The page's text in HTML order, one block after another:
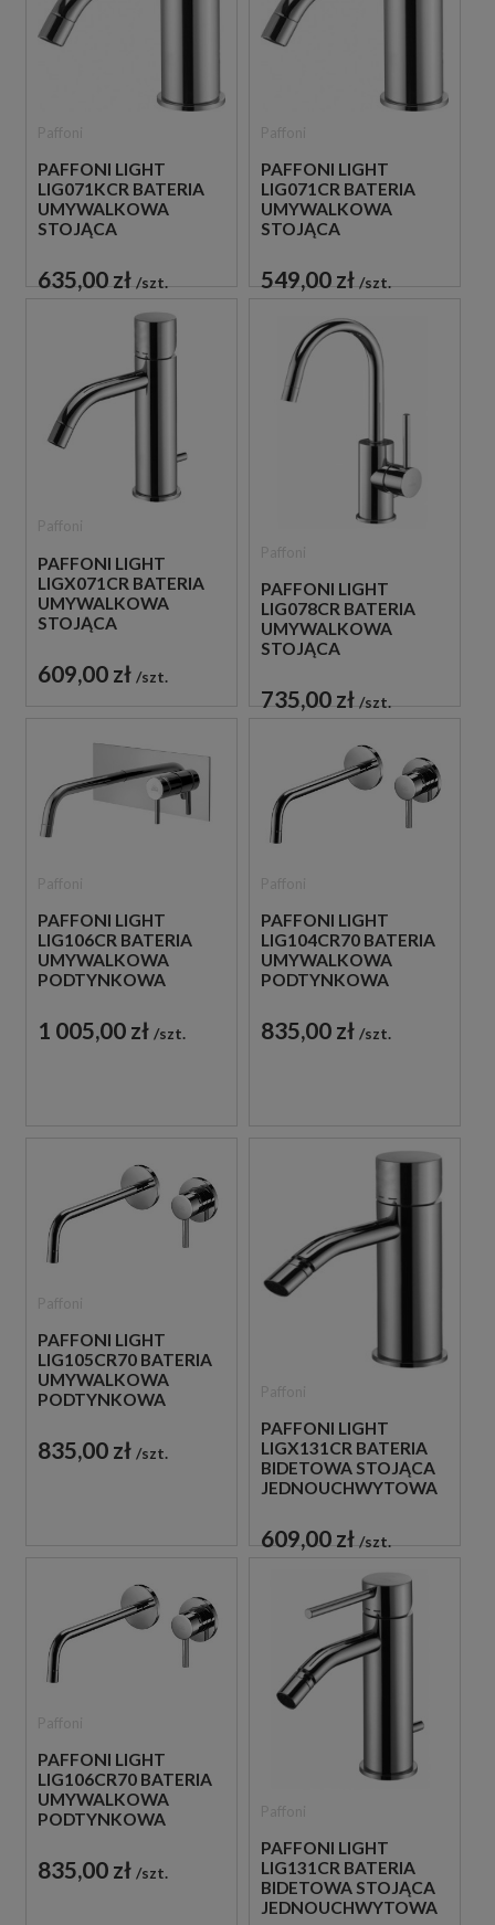
PAFFONI LIGHT
LIG071KCR BATERIA
UMYWALKOWA
STOJĄCA
CHROM
635,00 zł szt.
PAFFONI LIGHT
LIG071CR BATERIA
UMYWALKOWA
STOJĄCA
CHROM
549,00 zł szt.
PAFFONI LIGHT
LIGX071CR BATERIA
UMYWALKOWA
STOJĄCA
CHROM
609,00 zł szt.
PAFFONI LIGHT
LIG078CR BATERIA
UMYWALKOWA
STOJĄCA
CHROM
735,00 zł szt.
PAFFONI LIGHT
LIG106CR BATERIA
UMYWALKOWA
PODTYNKOWA
CHROM
1 005,00 zł szt.
PAFFONI LIGHT
LIG104CR70 BATERIA
UMYWALKOWA
PODTYNKOWA
CHROM
835,00 zł szt.
PAFFONI LIGHT
LIG105CR70 BATERIA
UMYWALKOWA
PODTYNKOWA
CHROM
835,00 zł szt.
PAFFONI LIGHT
LIGX131CR BATERIA
BIDETOWA STOJĄCA
JEDNOUCHWYTOWA
609,00 zł szt.
PAFFONI LIGHT
LIG106CR70 BATERIA
UMYWALKOWA
PODTYNKOWA
CHROM
835,00 zł szt.
PAFFONI LIGHT
LIG131CR BATERIA
BIDETOWA STOJĄCA
JEDNOUCHWYTOWA